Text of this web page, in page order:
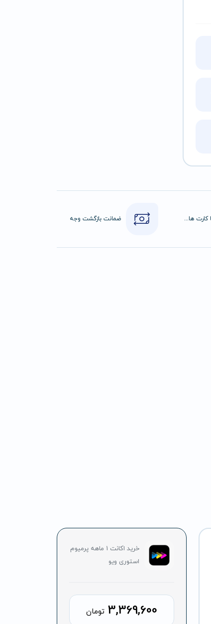
پرداخت با کارت های عضو شتاب ضمانت بازگشت وجه
خرید اکانت 1 ماهه پرمیوم
استوری ویو
3,369,600 تومان